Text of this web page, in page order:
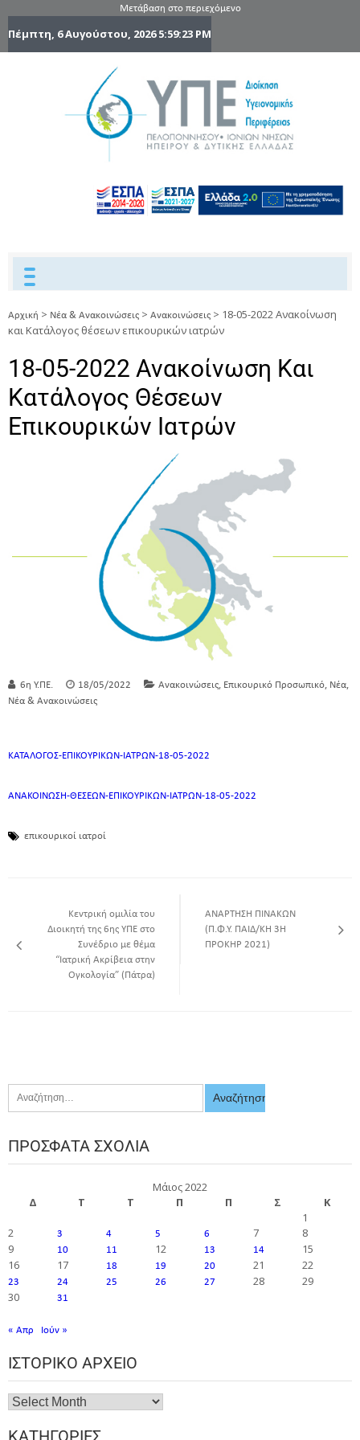
Μετάβαση στο περιεχόμενο
Πέμπτη, 6 Αυγούστου, 20265:59:24 PM
Ηπείρου
Δυτικής
Ελλάδας
Αρχική > Νέα & Ανακοινώσεις > Ανακοινώσεις > 18-05-2022 Ανακοίνωση
και Κατάλογος θέσεων επικουρικών ιατρών
18-05-2022 Ανακοίνωση Και
Κατάλογος Θέσεων
Επικουρικών Ιατρών
6η Υ.ΠΕ. 18/05/2022 Ανακοινώσεις, Επικουρικό Προσωπικό, Νέα,
Νέα & Ανακοινώσεις
ΚΑΤΑΛΟΓΟΣ-ΕΠΙΚΟΥΡΙΚΩΝ-ΙΑΤΡΩΝ-18-05-2022
ΑΝΑΚΟΙΝΩΣΗ-ΘΕΣΕΩΝ-ΕΠΙΚΟΥΡΙΚΩΝ-ΙΑΤΡΩΝ-18-05-2022
επικουρικοί ιατροί
Κεντρική ομιλία του
Διοικητή της 6ης ΥΠΕ στο
Συνέδριο με θέμα
“Ιατρική Ακρίβεια στην
Ογκολογία” (Πάτρα)
ΑΝΑΡΤΗΣΗ ΠΙΝΑΚΩΝ
(Π.Φ.Υ. ΠΑΙΔ/ΚΗ 3Η
ΠΡΟΚΗΡ 2021)
ΠΡΌΣΦΑΤΑ ΣΧΌΛΙΑ
Μάιος 2022
Δ
Τ Τ Π Π Σ
Κ
1
2
3 4 5 6 7
8
9
10 11 12 13 14
15
16
17 18 19 20 21 22
23 24 25 26 27 28
29
30
31
« Απρ Ιούν »
ΙΣΤΟΡΙΚΌ ΑΡΧΕΊΟ
ΚΑΤΗΓΟΡΊΕΣ